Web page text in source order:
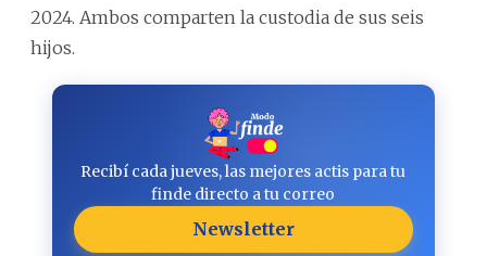
2024. Ambos comparten la custodia de sus seis
hijos.
Recibí cada jueves, las mejores actis para tu
finde directo a tu correo
Newsletter